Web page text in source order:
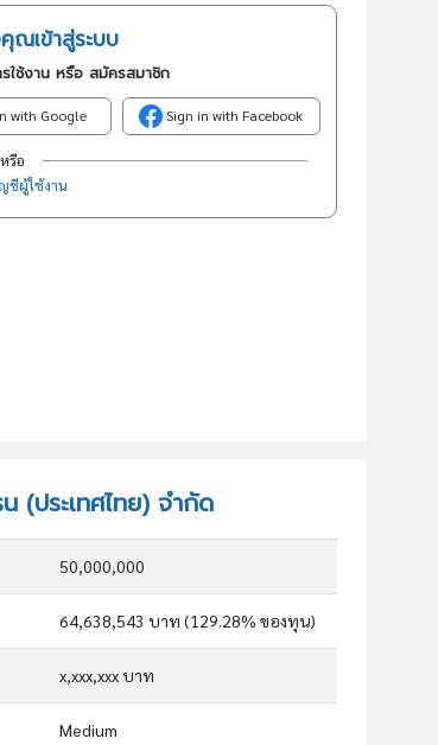
ณเข้าสู่ระบบ
ใช้งาน หรือ สมัครสมาชิก
with Google Sign in with Facebook
หรือ
ชีผู้ใช้งาน
(ประเทศไทย) จำกัด
50,000,000
64,638,543 บาท (129.28% ของทุน)
x,xxx,xxx บาท
Medium